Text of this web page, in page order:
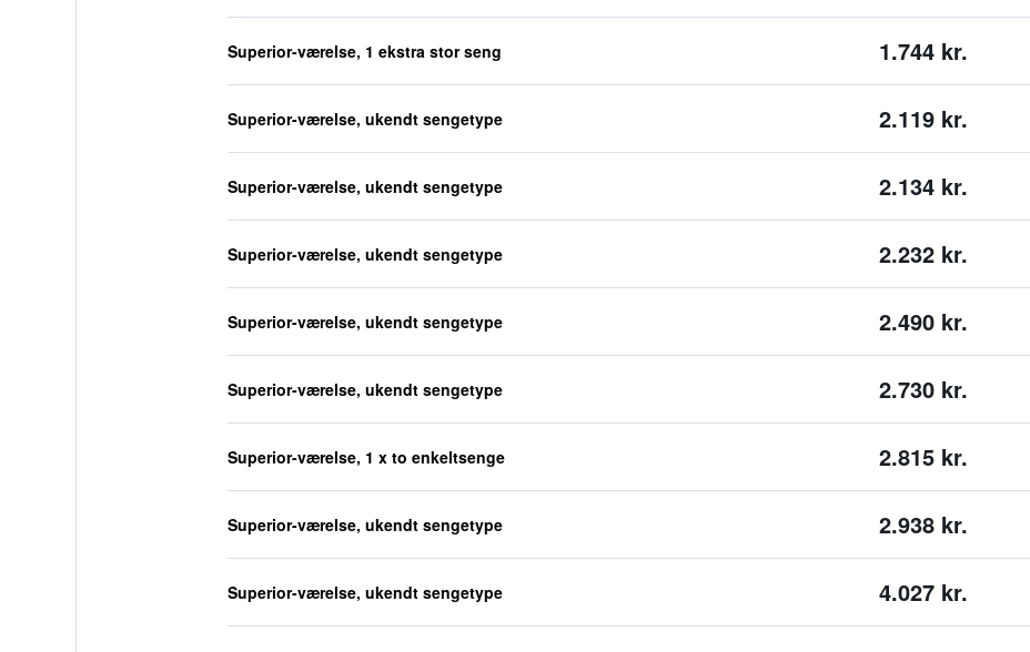
Superior-værelse, 1 ekstra stor seng 1.744 kr.
Superior-værelse, ukendt sengetype 2.119 kr.
Superior-værelse, ukendt sengetype 2.134 kr.
Superior-værelse, ukendt sengetype 2.232 kr.
Superior-værelse, ukendt sengetype 2.490 kr.
Superior-værelse, ukendt sengetype 2.730 kr.
Superior-værelse, 1 x to enkeltsenge 2.815 kr.
Superior-værelse, ukendt sengetype 2.938 kr.
Superior-værelse, ukendt sengetype 4.027 kr.